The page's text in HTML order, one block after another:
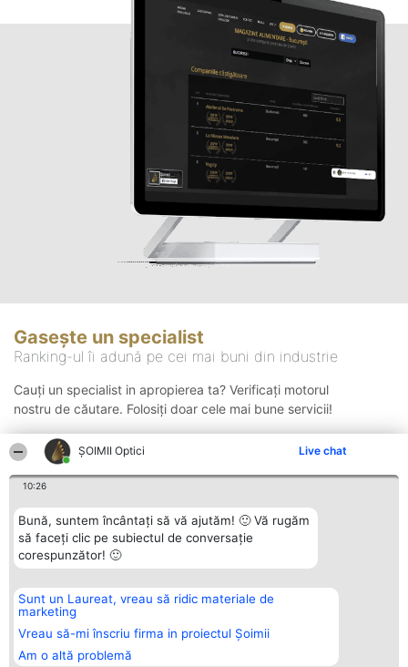
ȘOIMII Optici Live chat
10:26
Bună, suntem încântați să vă ajutăm! 🙂 Vă rugăm
să faceți clic pe subiectul de conversație
corespunzător! 🙂
Sunt un Laureat, vreau să ridic materiale de
marketing
Vreau să-mi înscriu firma in proiectul Șoimii
Am o altă problemă
Gasește un specialist
Ranking-ul îi adună pe cei mai buni din industrie
Cauți un specialist in apropierea ta? Verificați motorul
nostru de căutare. Folosiți doar cele mai bune servicii!
Organizator Ranking
BRIGHT SOLUTIONS BR SRL
Aleea Timisul De Sus 2 Bl. A30
Sc. A Et. 4 Ap. 13 Cod 061952
București
Plebiscyt
Lista Tuturor
Laureaților
Contact